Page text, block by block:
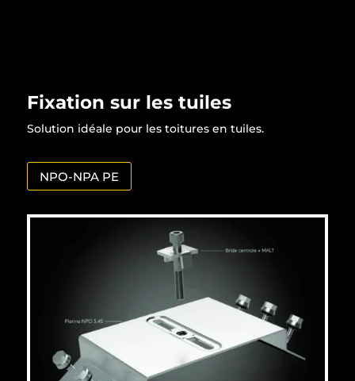
Fixation sur les tuiles
Solution idéale pour les toitures en tuiles.
NPO-NPA PE